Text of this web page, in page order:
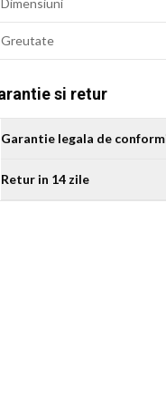
Dimensiuni
Greutate
si retur
Garantie legala de
Retur in 14 zile